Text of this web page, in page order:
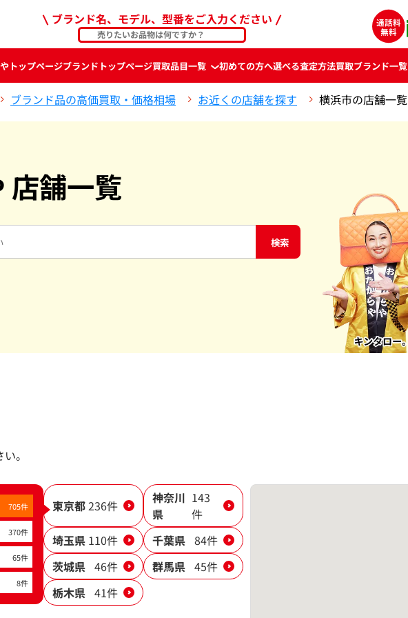
ブランド名、モデル、型番をご入力ください
トップページブランド トップページ買取品目一覧 初めての方へ選べる査定方法買取ブランド一覧
ブランド品の高価買取・価格相場 お近くの店舗を探す 横浜市の店舗一覧
店舗一覧
検索
。
705件
370件
65件
8件
東京都236件
神奈川
県
143
件
埼玉県 110件 千葉県 84件
茨城県 46件 群馬県 45件
栃木県 41件